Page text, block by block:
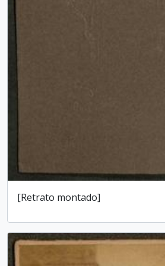
[Retrato montado]